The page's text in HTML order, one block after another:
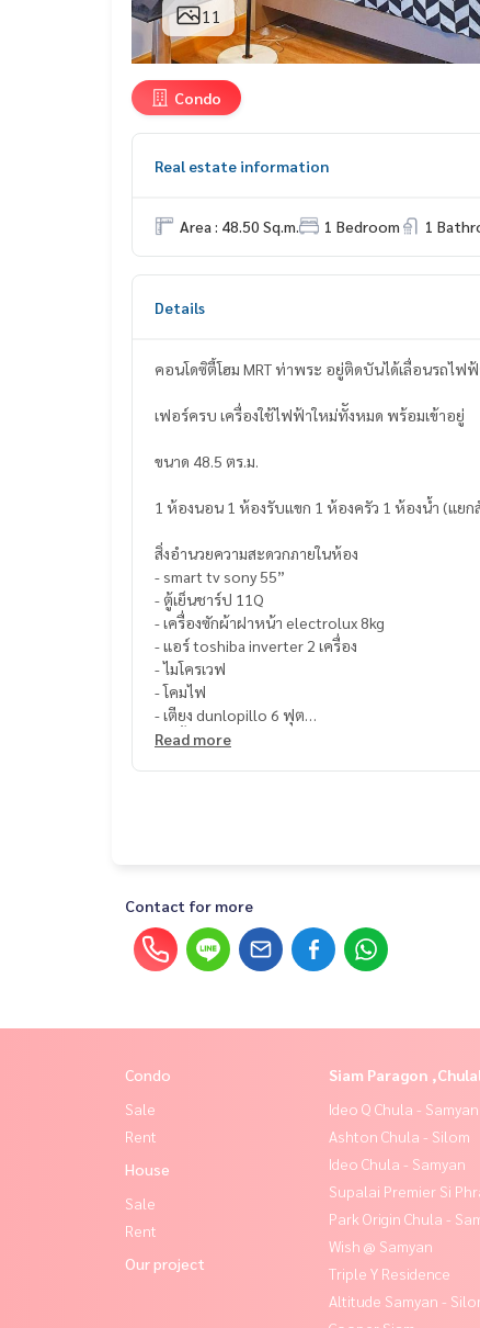
11
Condo
Real estate information
Area : 48.50 Sq.m. 1 Bedroom 1
Details
คอนโดซิตี้โฮม MRT ท่าพระ อยู่ติดบันได้เลื่อนรถไฟฟ้
เฟอร์ครบ เครื่องใช้ไฟฟ้าใหม่ทัังหมด พร้อมเข้าอยู่
ขนาด 48.5 ตร.ม.
1 ห้องนอน 1 ห้องรับแขก 1 ห้องครัว 1 ห้องน้ำ (แยก
สิ่งอำนวยความสะดวกภายในห้อง
- smart tv sony 55”
- ตู้เย็นชาร์ป 11Q
- เครื่องซักผ้าฝาหน้า electrolux 8kg
- แอร์ toshiba inverter 2 เครื่อง
- ไมโครเวฟ
- โคมไฟ
- เตียง dunlopillo 6 ฟุต
- ตุ้เสื้อผ้า luxury built in
-สระว่ายน้ำ
-ที่จอดรถ
-ระบบรักษาความปลอดภัย
Read more
Contact for more
Condo
Sale
Rent
House
Sale
Rent
Our project
Siam Paragon
Ideo Q Chula - Samyan
Ashton Chula - Silom
Ideo Chula - Samyan
Supalai Premier Si
Park Origin Chula -
Wish @ Samyan
Triple Y Residence
Altitude Samyan -